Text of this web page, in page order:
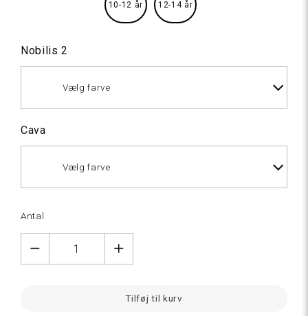
10-12 år 12-14 år
Nobilis 2
Vælg farve
Cava
Vælg farve
Antal
Tilføj til kurv